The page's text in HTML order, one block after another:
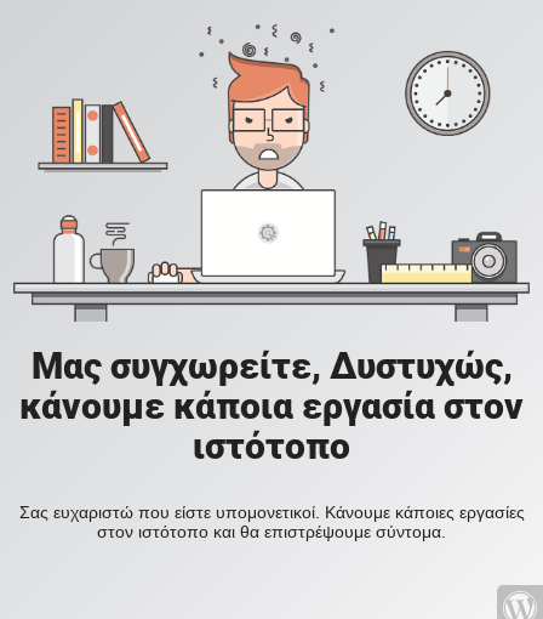
Μας συγχωρείτε, Δυστυχώς,
κάνουμε κάποια εργασία στον
ιστότοπο
Σας ευχαριστώ που είστε υπομονετικοί. Κάνουμε κάποιες εργασίες
στον ιστότοπο και θα επιστρέψουμε σύντομα.